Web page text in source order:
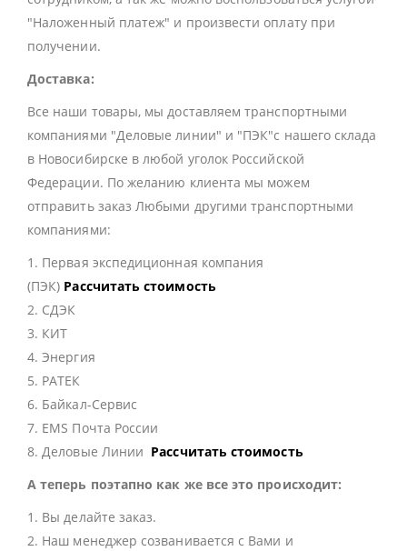
"Наложенный платеж" и произвести оплату при
получении.
Доставка:
Все наши товары, мы доставляем транспортными
компаниями "Деловые линии" и "ПЭК"с нашего склада
в Новосибирске в любой уголок Российской
Федерации. По желанию клиента мы можем
отправить заказ Любыми другими транспортными
компаниями:
1. Первая экспедиционная компания
(ПЭК) Рассчитать стоимость
2. СДЭК
3. КИТ
4. Энергия
5. РАТЕК
6. Байкал-Сервис
7. EMS Почта России
8. Деловые Линии Рассчитать стоимость
А теперь поэтапно как же все это происходит:
1. Вы делайте заказ.
2. Наш менеджер созванивается с Вами и